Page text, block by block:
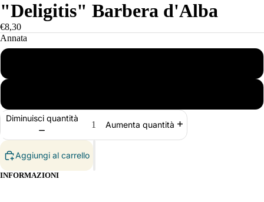
"Deligitis" Barbera d'Alba
€8,30
Annata
Diminuisci quantità
Aumenta quantità
Aggiungi al carrello
INFORMAZIONI